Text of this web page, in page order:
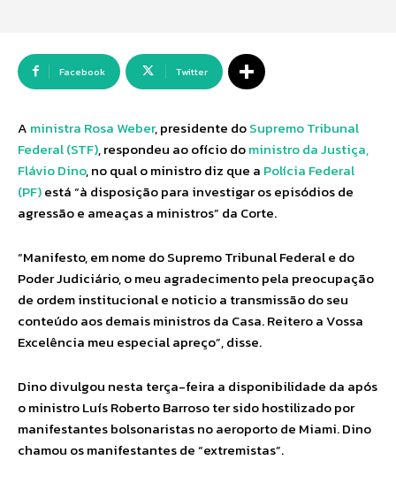
Facebook Twitter
A ministra Rosa Weber, presidente doSupremo Tribunal
Federal (STF), respondeu ao ofício doministro da Justiça,
Flávio Dino, no qual o ministro diz que a Polícia Federal
(PF)está “à disposição para investigar os episódios de
agressão e ameaças a ministros” da Corte.
“Manifesto, em nome do Supremo Tribunal Federal e do
Poder Judiciário, o meu agradecimento pela preocupação
de ordem institucional e noticio a transmissão do seu
conteúdo aos demais ministros da Casa. Reitero a Vossa
Excelência meu especial apreço”, disse.
Dino divulgou nesta terça-feira a disponibilidade da após
o ministro Luís Roberto Barroso ter sido hostilizado por
manifestantes bolsonaristas no aeroporto de Miami. Dino
chamou os manifestantes de “extremistas”.